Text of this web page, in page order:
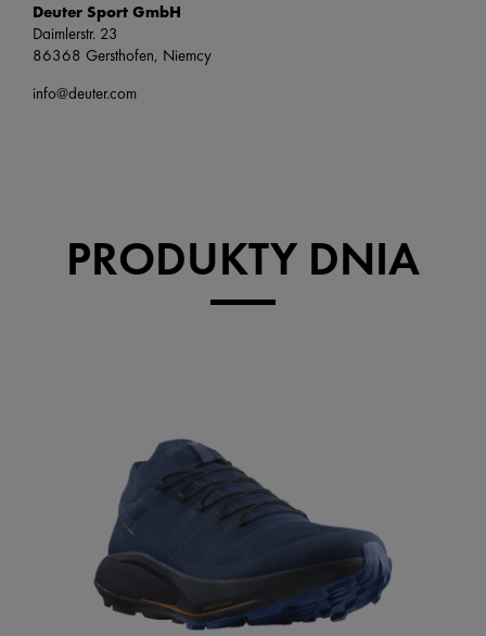
Deuter Sport GmbH
Daimlerstr. 23
86368 Gersthofen, Niemcy
info@deuter.com
PRODUKTY DNIA